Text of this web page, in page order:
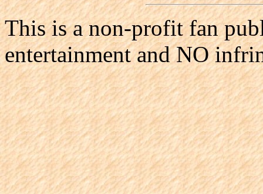
This is a non-profit fan
entertainment and NO